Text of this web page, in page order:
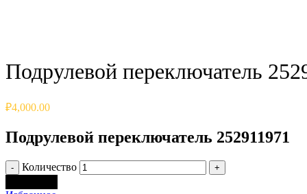
Подрулевой переключатель
₽4,000.00
Подрулевой переключатель 252911971
Количество